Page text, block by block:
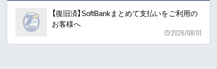
【復旧済】SoftBankまとめて支払いをご利用の
お客様へ
2026/08/01